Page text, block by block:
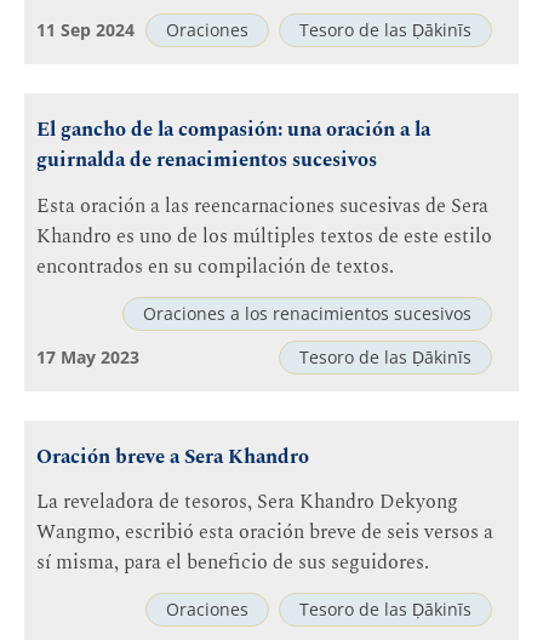
Oraciones Tesoro de las Ḍākinīs
11 Sep 2024
El gancho de la compasión: una oración a la
guirnalda de renacimientos sucesivos
Esta oración a las reencarnaciones sucesivas de Sera
Khandro es uno de los múltiples textos de este estilo
encontrados en su compilación de textos.
Oraciones a los renacimientos sucesivos
Tesoro de las Ḍākinīs
17 May 2023
Oración breve a Sera Khandro
La reveladora de tesoros, Sera Khandro Dekyong
Wangmo, escribió esta oración breve de seis versos a
sí misma, para el beneficio de sus seguidores.
Oraciones Tesoro de las Ḍākinīs